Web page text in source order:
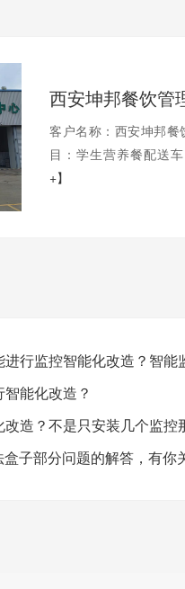
客户名称：西安坤邦
目：学生营养餐配送
+】
能化改造？